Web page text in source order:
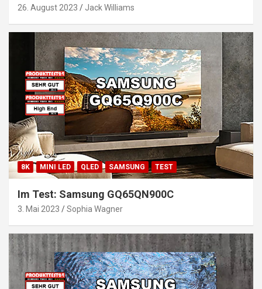
26. August 2023 Jack Williams
8K MINI LED QLED SAMSUNG TEST
Im Test: Samsung GQ65QN900C
3. Mai 2023 Sophia Wagner